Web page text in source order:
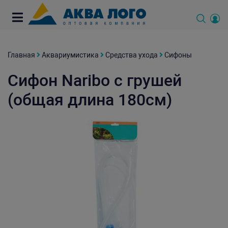
Главная Аквариумистика Средства ухода Сифоны
Сифон Naribo с грушей
(общая длина 180см)